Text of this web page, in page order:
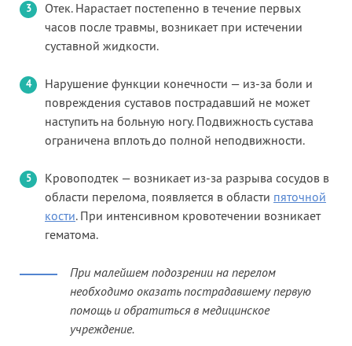
Отек. Нарастает постепенно в течение первых
часов после травмы, возникает при истечении
суставной жидкости.
Нарушение функции конечности — из-за боли и
повреждения суставов пострадавший не может
наступить на больную ногу. Подвижность сустава
ограничена вплоть до полной неподвижности.
Кровоподтек — возникает из-за разрыва сосудов в
области перелома, появляется в области пяточной
кости. При интенсивном кровотечении возникает
гематома.
При малейшем подозрении на перелом
необходимо оказать пострадавшему первую
помощь и обратиться в медицинское
учреждение.